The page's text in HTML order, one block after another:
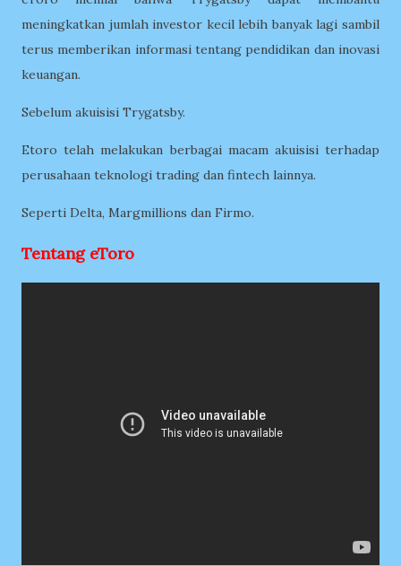
meningkatkan jumlah investor kecil lebih banyak lagi sambil
terus memberikan informasi tentang pendidikan dan inovasi
keuangan.
Sebelum akuisisi Trygatsby.
Etoro telah melakukan berbagai macam akuisisi terhadap
perusahaan teknologi trading dan fintech lainnya.
Seperti Delta, Margmillions dan Firmo.
Tentang eToro